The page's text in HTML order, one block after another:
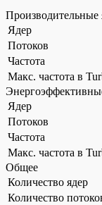
Производительные
Ядер
Потоков
Частота
Макс. частота в
Ядер
Потоков
Частота
Макс. частота в
Общее
Количество ядер
Количество